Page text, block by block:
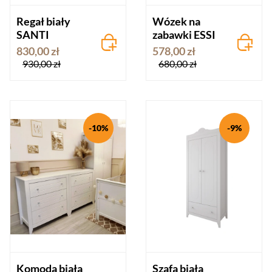
Regał biały
SANTI
830,00 zł
930,00 zł
Wózek na
zabawki ESSI
578,00 zł
680,00 zł
Komoda biała
-10%
Szafa biała
-9%